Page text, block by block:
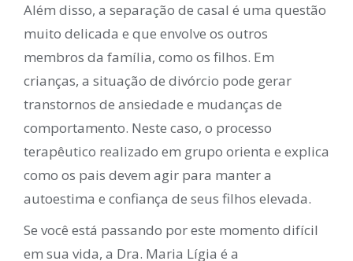
Além disso, a separação de casal é uma questão
muito delicada e que envolve os outros
membros da família, como os filhos. Em
crianças, a situação de divórcio pode gerar
transtornos de ansiedade e mudanças de
comportamento. Neste caso, o processo
terapêutico realizado em grupo orienta e explica
como os pais devem agir para manter a
autoestima e confiança de seus filhos elevada.
Se você está passando por este momento difícil
em sua vida, a Dra. Maria Lígia é a